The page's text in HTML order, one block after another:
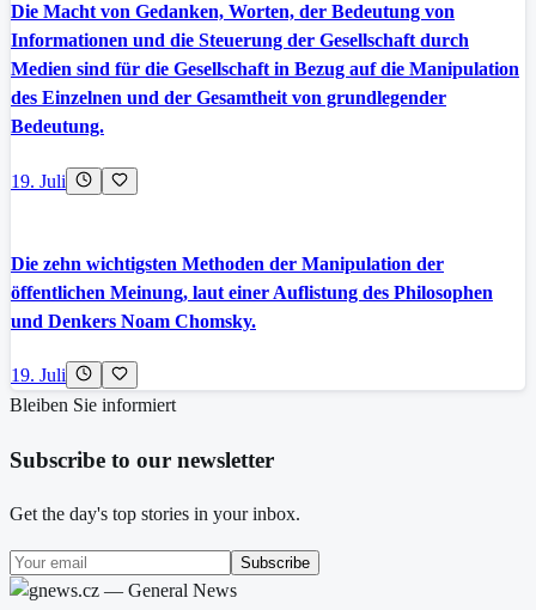
Die Macht von Gedanken, Worten, der Bedeutung von
Informationen und die Steuerung der Gesellschaft durch
Medien sind für die Gesellschaft in Bezug auf die Manipulation
des Einzelnen und der Gesamtheit von grundlegender
Bedeutung.
19. Juli
Die zehn wichtigsten Methoden der Manipulation der
öffentlichen Meinung, laut einer Auflistung des Philosophen
und Denkers Noam Chomsky.
19. Juli
Bleiben Sie informiert
Subscribe to our newsletter
Get the day's top stories in your inbox.
Subscribe